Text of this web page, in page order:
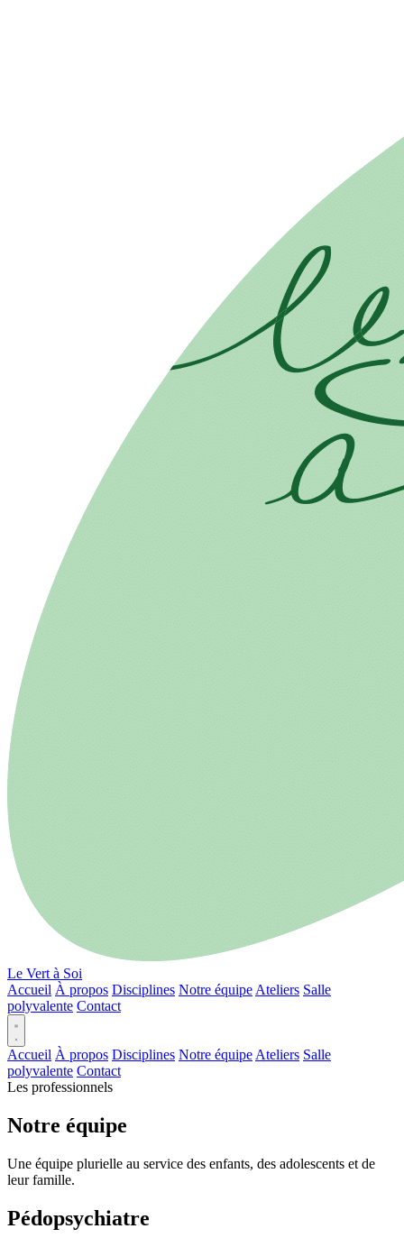
Le Vert à Soi
Accueil À propos Disciplines Notre équipe Ateliers Salle
polyvalente Contact
Accueil À propos Disciplines Notre équipe Ateliers Salle
polyvalente Contact
Les professionnels
Notre équipe
Une équipe plurielle au service des enfants, des adolescents et de
leur famille.
Pédopsychiatre